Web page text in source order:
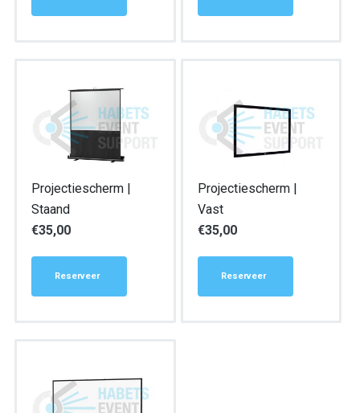
Projectiescherm |
Staand
€35,00
Reserveer
Projectiescherm |
Vast
€35,00
Reserveer